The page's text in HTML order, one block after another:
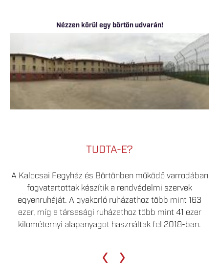
Nézzen körül egy börtön udvarán!
TUDTA-E?
A Kalocsai Fegyház és Börtönben működő varrodában
fogvatartottak készítik a rendvédelmi szervek
egyenruháját. A gyakorló ruházathoz több mint 163
ezer, míg a társasági ruházathoz több mint 41 ezer
kilométernyi alapanyagot használtak fel 2018-ban.
‹ ›